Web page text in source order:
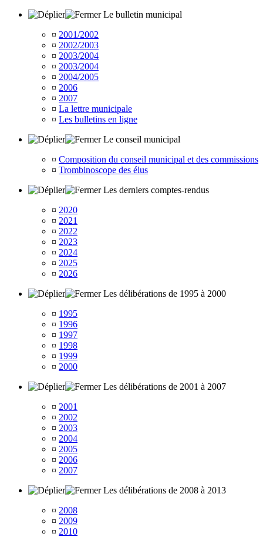
Le bulletin municipal
¤ 2001/2002
¤ 2002/2003
¤ 2003/2004
¤ 2003/2004
¤ 2004/2005
¤ 2006
¤ 2007
¤ La lettre municipale
¤ Les bulletins en ligne
Le conseil municipal
¤ Composition du conseil municipal et des commissions
¤ Trombinoscope des élus
Les derniers comptes-rendus
¤ 2020
¤ 2021
¤ 2022
¤ 2023
¤ 2024
¤ 2025
¤ 2026
Les délibérations de 1995 à 2000
¤ 1995
¤ 1996
¤ 1997
¤ 1998
¤ 1999
¤ 2000
Les délibérations de 2001 à 2007
¤ 2001
¤ 2002
¤ 2003
¤ 2004
¤ 2005
¤ 2006
¤ 2007
Les délibérations de 2008 à 2013
¤ 2008
¤ 2009
¤ 2010